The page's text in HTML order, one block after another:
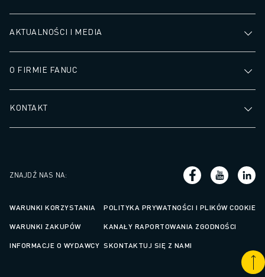
AKTUALNOŚCI I MEDIA
O FIRMIE FANUC
KONTAKT
ZNAJDŹ NAS NA:
WARUNKI KORZYSTANIA POLITYKA PRYWATNOŚCI I PLIKÓW COOKIE
WARUNKI ZAKUPÓW KANAŁY RAPORTOWANIA ZGODNOŚCI
INFORMACJE O WYDAWCY SKONTAKTUJ SIĘ Z NAMI